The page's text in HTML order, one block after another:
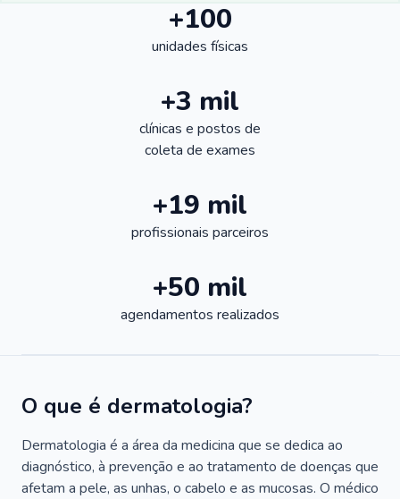
+100
unidades físicas
+3 mil
clínicas e postos de
coleta de exames
+19 mil
profissionais parceiros
+50 mil
agendamentos realizados
O que é dermatologia?
Dermatologia é a área da medicina que se dedica ao
diagnóstico, à prevenção e ao tratamento de doenças que
afetam a pele, as unhas, o cabelo e as mucosas. O médico